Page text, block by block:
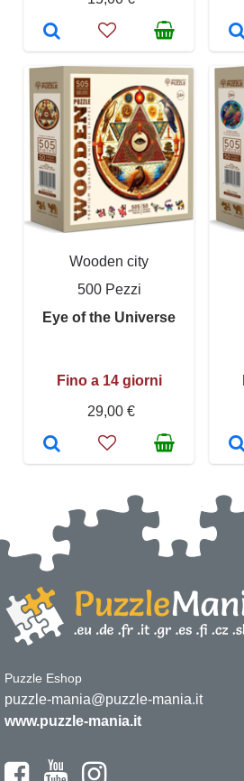
Wooden city
500 Pezzi
Eye of the Universe
Fino a 14 giorni
29,00 €
Puzzle Eshop
puzzle-mania@puzzle-mania.it
www.puzzle-mania.it